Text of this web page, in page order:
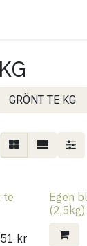
GRÖNT TE KG
te
kr
Egen
(2,5kg)